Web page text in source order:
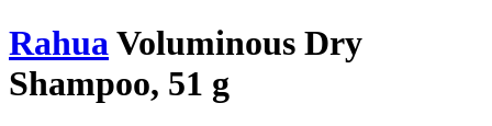
RahuaVoluminous Dry
Shampoo, 51 g